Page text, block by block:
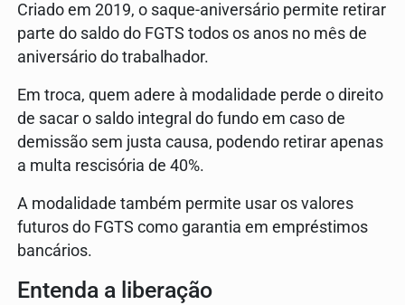
Criado em 2019, o saque-aniversário permite retirar
parte do saldo do FGTS todos os anos no mês de
aniversário do trabalhador.
Em troca, quem adere à modalidade perde o direito
de sacar o saldo integral do fundo em caso de
demissão sem justa causa, podendo retirar apenas
a multa rescisória de 40%.
A modalidade também permite usar os valores
futuros do FGTS como garantia em empréstimos
bancários.
Entenda a liberação